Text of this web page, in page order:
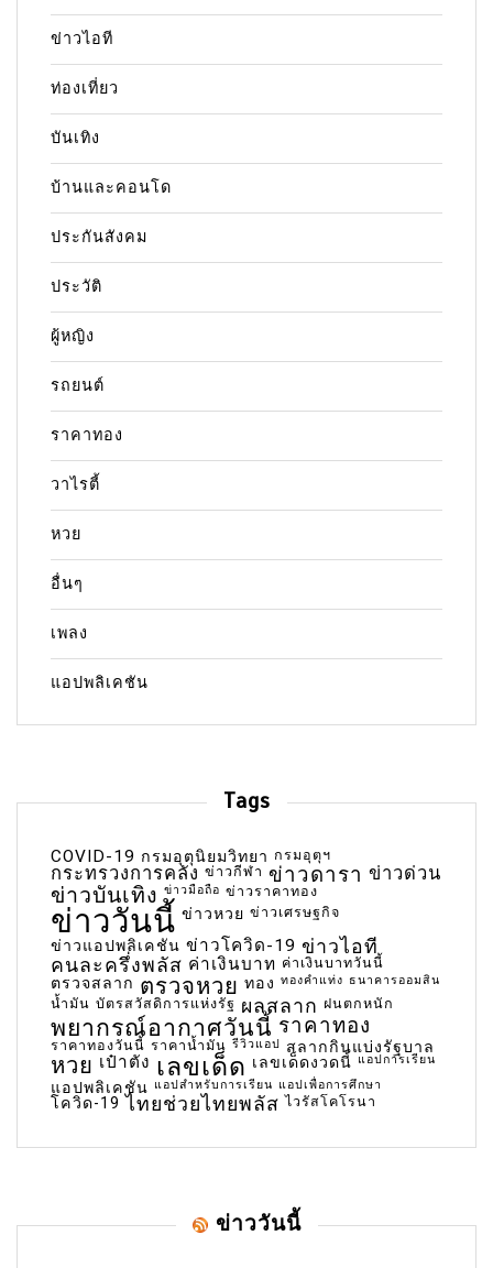
ข่าวไอที
ท่องเที่ยว
บันเทิง
บ้านและคอนโด
ประกันสังคม
ประวัติ
ผู้หญิง
รถยนต์
ราคาทอง
วาไรตี้
หวย
อื่นๆ
เพลง
แอปพลิเคชัน
Tags
COVID-19 กรมอุตุนิยมวิทยา กรมอุตุฯ
กระทรวงการคลัง ข่าวกีฬา ข่าวดารา ข่าวด่วน
ข่าวบันเทิง ข่าวมือถือ ข่าวราคาทอง
ข่าววันนี้ ข่าวหวย ข่าวเศรษฐกิจ
ข่าวแอปพลิเคชัน ข่าวโควิด-19 ข่าวไอที
คนละครึ่งพลัส ค่าเงินบาท ค่าเงินบาทวันนี้
ตรวจสลาก ตรวจหวย ทอง ทองคำแท่ง ธนาคารออมสิน
น้ำมัน บัตรสวัสดิการแห่งรัฐ ผลสลาก ฝนตกหนัก
พยากรณ์อากาศวันนี้ ราคาทอง
ราคาทองวันนี้ ราคาน้ำมัน รีวิวแอป สลากกินแบ่งรัฐบาล
หวย เป๋าตัง เลขเด็ด เลขเด็ดงวดนี้ แอปการเรียน
แอปพลิเคชัน แอปสำหรับการเรียน แอปเพื่อการศึกษา
โควิด-19 ไทยช่วยไทยพลัส ไวรัสโคโรนา
ข่าววันนี้